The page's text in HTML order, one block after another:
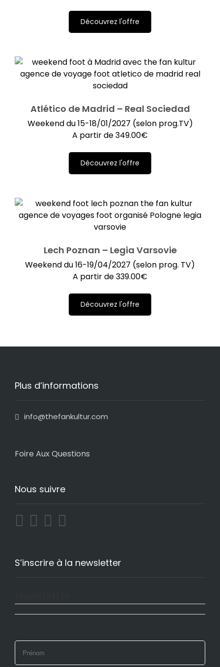
Découvrez l'offre
Atlético de Madrid – Real Sociedad
Weekend du 15-18/01/2027 (selon prog.TV)
A partir de349.00€
Découvrez l'offre
Lech Poznan – Legia Varsovie
Weekend du 16-19/04/2027 (selon prog. TV)
A partir de339.00€
Découvrez l'offre
Plus d’informations
info@thefankultur.com
Foire Aux Questions
Nous suivre
S’inscrire à la newsletter